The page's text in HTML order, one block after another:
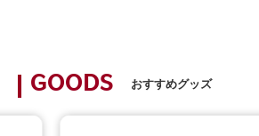
GOODS おすすめグッズ